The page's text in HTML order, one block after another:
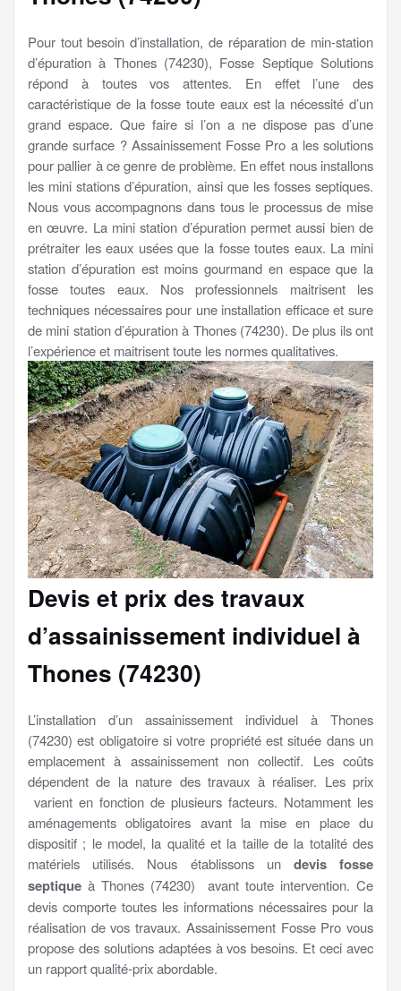
Pour tout besoin d’installation, de réparation de min-station
d’épuration à Thones (74230), Fosse Septique Solutions
répond à toutes vos attentes. En effet l’une des
caractéristique de la fosse toute eaux est la nécessité d’un
grand espace. Que faire si l’on a ne dispose pas d’une
grande surface ? Assainissement Fosse Pro a les solutions
pour pallier à ce genre de problème. En effet nous installons
les mini stations d’épuration, ainsi que les fosses septiques.
Nous vous accompagnons dans tous le processus de mise
en œuvre. La mini station d’épuration permet aussi bien de
prétraiter les eaux usées que la fosse toutes eaux. La mini
station d’épuration est moins gourmand en espace que la
fosse toutes eaux. Nos professionnels maitrisent les
techniques nécessaires pour une installation efficace et sure
de mini station d’épuration à Thones (74230). De plus ils ont
l’expérience et maitrisent toute les normes qualitatives.
Devis et prix des travaux
d’assainissement individuel à
Thones (74230)
L’installation d’un assainissement individuel à Thones
(74230) est obligatoire si votre propriété est située dans un
emplacement à assainissement non collectif. Les coûts
dépendent de la nature des travaux à réaliser. Les prix
varient en fonction de plusieurs facteurs. Notamment les
aménagements obligatoires avant la mise en place du
dispositif ; le model, la qualité et la taille de la totalité des
matériels utilisés. Nous établissons un devis fosse
septique à Thones (74230) avant toute intervention. Ce
devis comporte toutes les informations nécessaires pour la
réalisation de vos travaux. Assainissement Fosse Pro vous
propose des solutions adaptées à vos besoins. Et ceci avec
un rapport qualité-prix abordable.